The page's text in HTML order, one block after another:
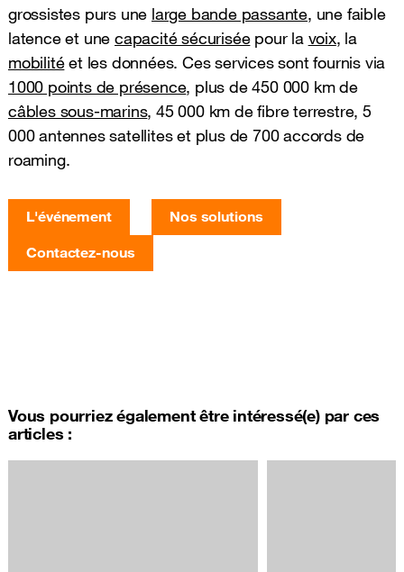
grossistes purs une large bande passante, une faible
latence et unecapacité sécuriséepour la voix, la
mobilitéet les données. Ces services sont fournis via
1000 points de présence, plus de 450 000 km de
câbles sous-marins, 45 000 km de fibre terrestre, 5
000 antennes satellites et plus de 700 accords de
roaming.
L'événement
Nos solutions
Contactez-nous
Vous pourriez également être intéressé(e) par ces
articles :